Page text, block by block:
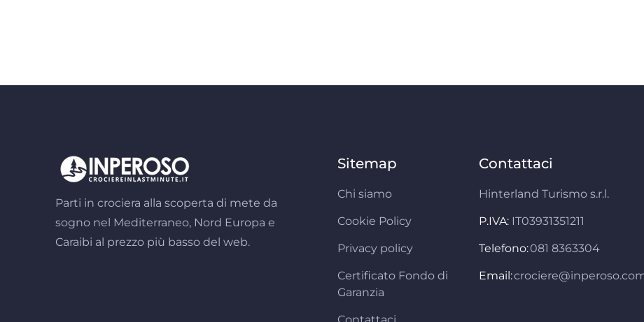
Parti in crociera alla scoperta di mete da
sogno nel Mediterraneo, Nord Europa e
Caraibi al prezzo più basso del web.
Sitemap
Chi siamo
Cookie Policy
Privacy policy
Certificato Fondo di
Garanzia
Contattaci
Hinterland Turismo s.r.l.
P.IVA: IT03931351211
Telefono:081 8363304
Email: